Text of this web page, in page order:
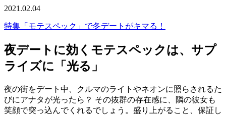
2021.02.04
特集 「モテスペック」で冬デートがキマる！
夜デートに効くモテスペックは、サプ
ライズに「光る」
夜の街をデート中、クルマのライトやネオンに照らされるた
びにアナタが光ったら？ その抜群の存在感に、隣の彼女も
笑顔で突っ込んでくれるでしょう。盛り上がること、保証し